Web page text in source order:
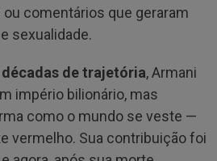
comentários que geraram
sexualidade.
de trajetória, Armani
império bilionário, mas
como o mundo se veste —
vermelho. Sua contribuição foi